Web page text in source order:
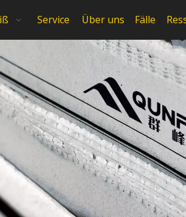
Service Über uns Fälle